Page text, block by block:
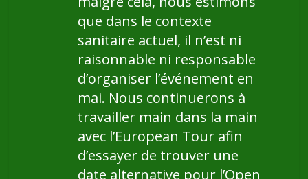
que dans le contexte
sanitaire actuel, il n’est ni
raisonnable ni responsable
d’organiser l’événement en
mai. Nous continuerons à
travailler main dans la main
avec l’European Tour afin
d’essayer de trouver une
date alternative pour l’Open